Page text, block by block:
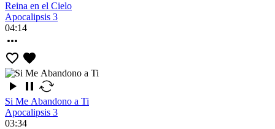
Reina en el Cielo
Apocalipsis 3
04:14
Si Me Abandono a Ti
Apocalipsis 3
03:34